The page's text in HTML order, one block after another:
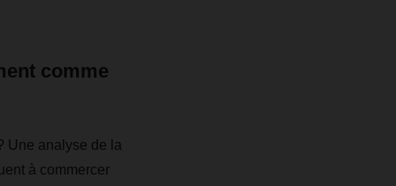
comme
Une analyse de la
à commercer